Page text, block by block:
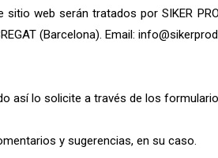
web serán tratados por SIKER
(Barcelona). Email:
así lo solicite a través de los
y sugerencias, en su caso.